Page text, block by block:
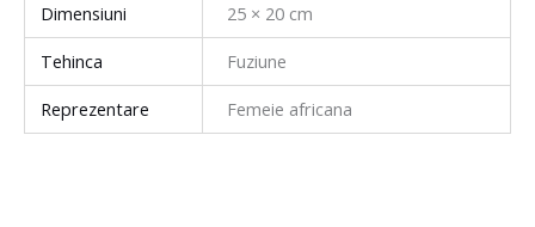
Dimensiuni
25 × 20 cm
Tehinca
Fuziune
Reprezentare
Femeie africana